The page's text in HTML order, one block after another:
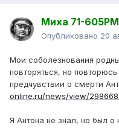
Миха 71-605РМ
Опубликовано 20
Мои соболезнования
повторяться, но
предчувствии о смерти
online.ru/news/view/
Я Антона не знал, но был